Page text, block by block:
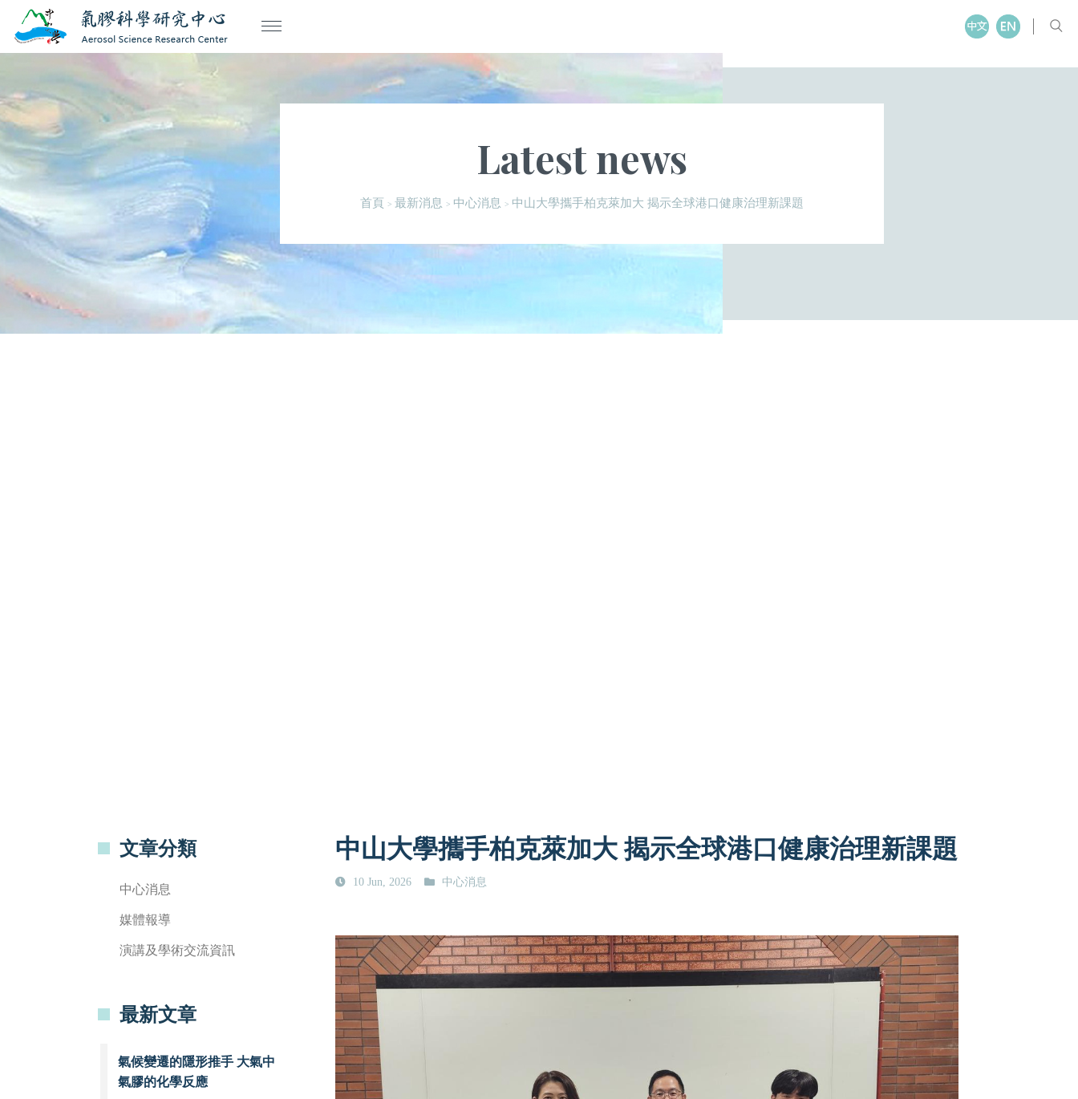
Latest news
首頁 >最新消息 > 中心消息 > 中山大學攜手柏克萊加大 揭示全球港口健康治理新課題
文章分類
中心消息
媒體報導
演講及學術交流資訊
最新文章
氣候變遷的隱形推手 大氣中
氣膠的化學反應
中山大學攜手柏克萊加大 揭示全球港口健康治理新課題
10 Jun, 2026 中心消息